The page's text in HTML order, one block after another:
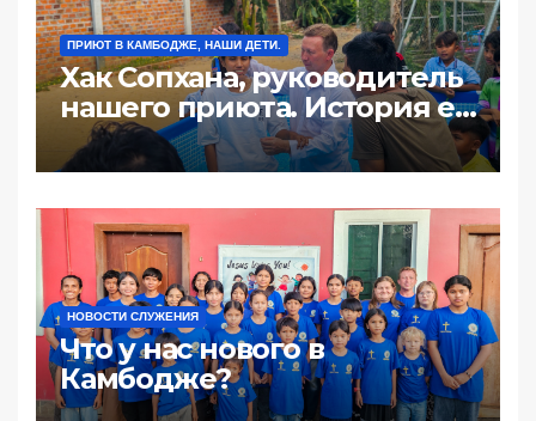
ПРИЮТ В КАМБОДЖЕ, НАШИ ДЕТИ.
Хак Сопхана, руководитель
нашего приюта. История её
жизни: «100 долл за ночь
или почему жизнь такая
НОВОСТИ СЛУЖЕНИЯ
Что у нас нового в
Камбодже?